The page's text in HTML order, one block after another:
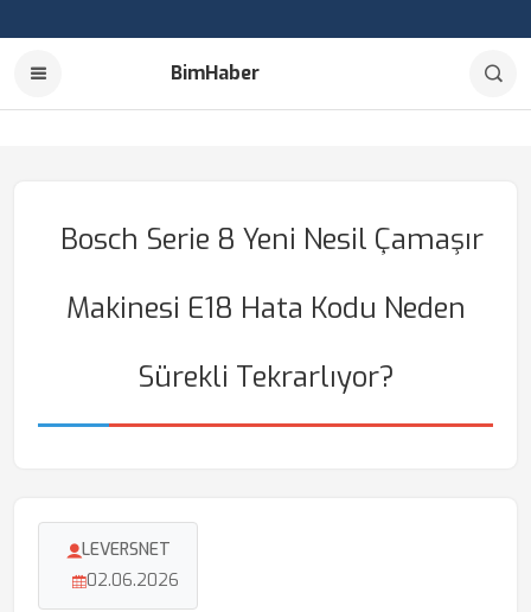
BimHaber
Bosch Serie 8 Yeni Nesil Çamaşır
Makinesi E18 Hata Kodu Neden
Sürekli Tekrarlıyor?
LEVERSNET
02.06.2026